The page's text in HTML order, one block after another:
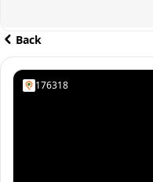
Back
176318